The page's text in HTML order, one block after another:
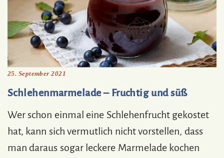
25. September 2021
Schlehenmarmelade – Fruchtig und süß
Wer schon einmal eine Schlehenfrucht gekostet
hat, kann sich vermutlich nicht vorstellen, dass
man daraus sogar leckere Marmelade kochen